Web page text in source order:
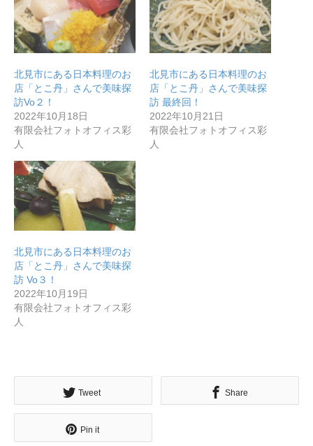
無料で登録したい企業様はこちら
メディア取材受付口はこちら
北見市にある日本料理のお
店「とこ丹」さんで美味探
訪Vo２！
2022年10月18日
有限会社フォトオフィス彩
人
北見市にある日本料理のお
店「とこ丹」さんで美味探
訪 最終回！
2022年10月21日
有限会社フォトオフィス彩
人
北見市にある日本料理のお
店「とこ丹」さんで美味探
訪 Vo３！
2022年10月19日
有限会社フォトオフィス彩
人
Tweet Share
Pin it